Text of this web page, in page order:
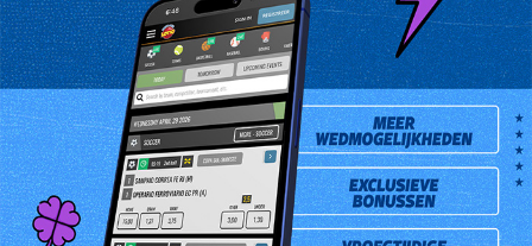
Dhr. Mision Geddeman is de gelukkige DubbelTek’2 winnaar van
zaterdag 30 mei 2015. Hij kocht de winnende combinatie Ishan
Minimarkt gevestigd aan de Indira Ghandiweg 133.